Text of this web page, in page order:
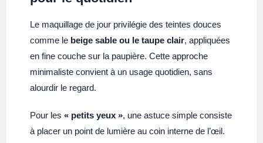
Le maquillage de jour privilégie des teintes douces
comme le beige sable ou le taupe clair, appliquées
en fine couche sur la paupière. Cette approche
minimaliste convient à un usage quotidien, sans
alourdir le regard.
Pour les« petits yeux », une astuce simple consiste
à placer un point de lumière au coin interne de l’œil.